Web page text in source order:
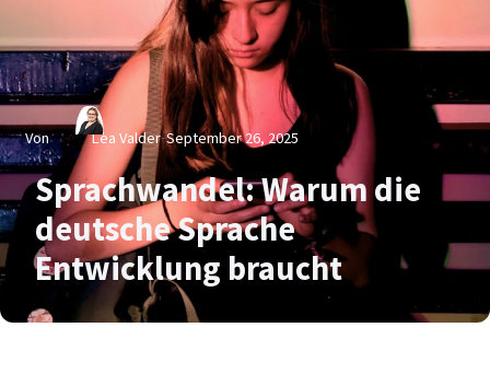
VonLea Valder September 26, 2025
Sprachwandel: Warum die
deutsche Sprache
Entwicklung braucht